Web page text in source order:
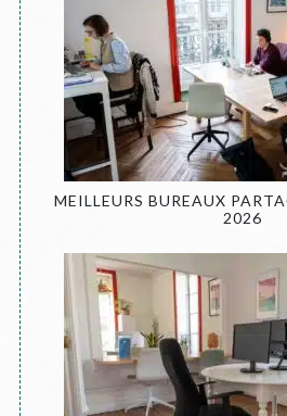
MEILLEURS BUREAUX
2026